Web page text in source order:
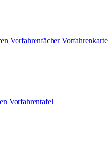
VorfahrenfächerVorfahrenkarte
Vorfahrentafel